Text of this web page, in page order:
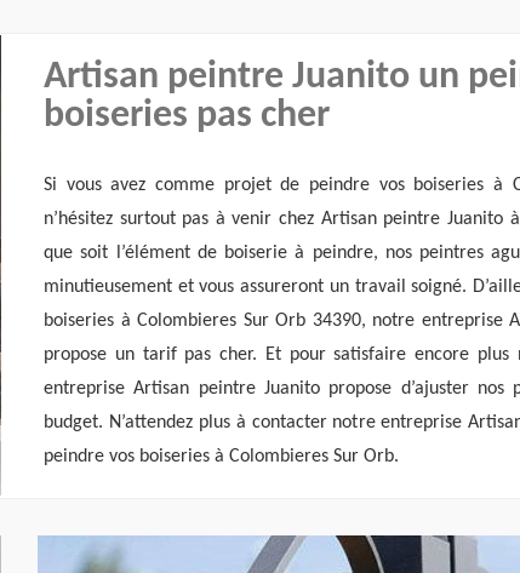
Artisan peintre Juanito un
boiseries pas cher
Si vous avez comme projet de peindre vos boiseries à
n’hésitez surtout pas à venir chez Artisan peintre Juanito
que soit l’élément de boiserie à peindre, nos peintres
minutieusement et vous assureront un travail soigné.
boiseries à Colombieres Sur Orb 34390, notre entreprise
propose un tarif pas cher. Et pour satisfaire encore
entreprise Artisan peintre Juanito propose d’ajuster nos
budget. N’attendez plus à contacter notre entreprise
peindre vos boiseries à Colombieres Sur Orb.